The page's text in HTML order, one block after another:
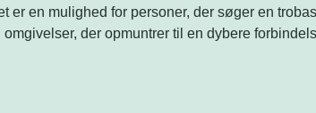
en mulighed for personer, der søger en
der opmuntrer til en dybere